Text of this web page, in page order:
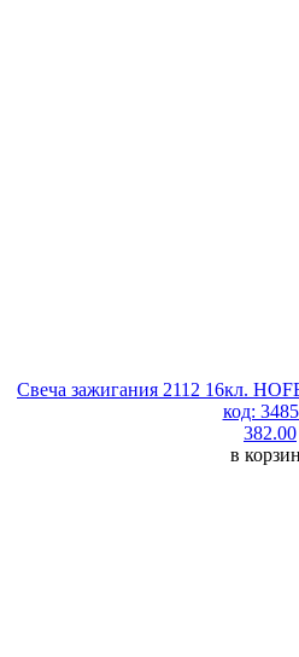
Свеча зажигания 2112 16кл.
код:
382.00
в